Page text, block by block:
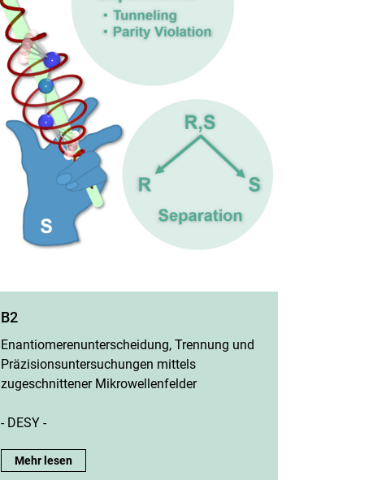
B2
Enantiomerenunterscheidung, Trennung und
Präzisionsuntersuchungen mittels
zugeschnittener Mikrowellenfelder
- DESY -
B2:
Mehr lesen